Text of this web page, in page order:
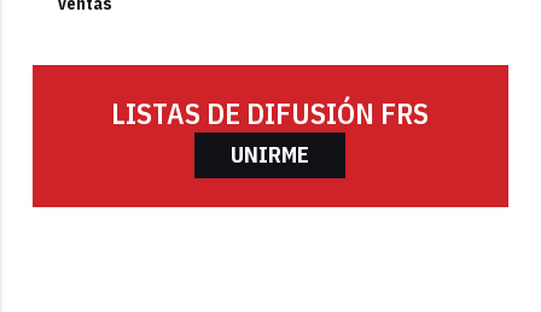
LISTAS DE DIFUSIÓN FRS
UNIRME